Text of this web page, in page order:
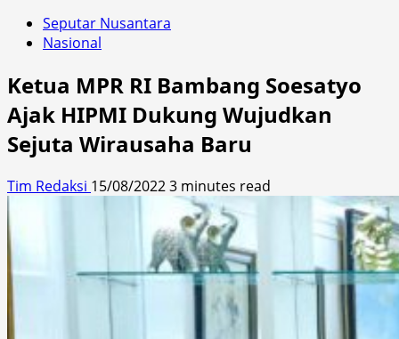
Seputar Nusantara
Nasional
Ketua MPR RI Bambang Soesatyo
Ajak HIPMI Dukung Wujudkan
Sejuta Wirausaha Baru
Tim Redaksi 15/08/20223 minutes read